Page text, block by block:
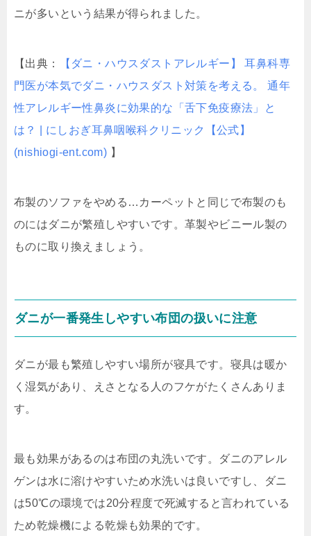
ニが多いという結果が得られました。
【出典：
【ダニ・ハウスダストアレルギー】 耳鼻科専
門医が本気でダニ・ハウスダスト対策を考える。 通年
性アレルギー性鼻炎に効果的な「舌下免疫療法」と
は？ | にしおぎ耳鼻咽喉科クリニック【公式】
(nishiogi-ent.com) 】
布製のソファをやめる…カーペットと同じで布製のも
のにはダニが繁殖しやすいです。革製やビニール製の
ものに取り換えましょう。
ダニが一番発生しやすい布団の扱いに注意
ダニが最も繁殖しやすい場所が寝具です。寝具は暖か
く湿気があり、えさとなる人のフケがたくさんありま
す。
最も効果があるのは布団の丸洗いです。ダニのアレル
ゲンは水に溶けやすいため水洗いは良いですし、ダニ
は50℃の環境では20分程度で死滅すると言われている
ため乾燥機による乾燥も効果的です。